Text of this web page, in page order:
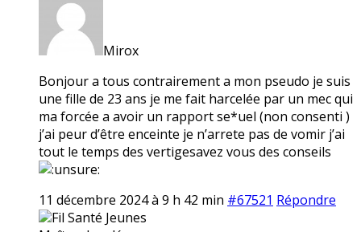
Mirox
Bonjour a tous contrairement a mon pseudo je suis
une fille de 23 ans je me fait harcelée par un mec qui
ma forcée a avoir un rapport se*uel (non consenti )
j’ai peur d’être enceinte je n’arrete pas de vomir j’ai
tout le temps des vertigesavez vous des conseils
11 décembre 2024 à 9 h 42 min #67521 Répondre
Fil Santé Jeunes